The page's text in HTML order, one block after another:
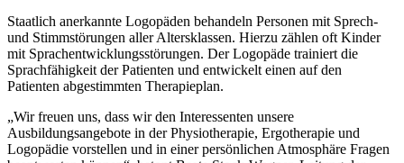
Staatlich anerkannte Logopäden behandeln Personen mit Sprech-
und Stimmstörungen aller Altersklassen. Hierzu zählen oft Kinder
mit Sprachentwicklungsstörungen. Der Logopäde trainiert die
Sprachfähigkeit der Patienten und entwickelt einen auf den
Patienten abgestimmten Therapieplan.
„Wir freuen uns, dass wir den Interessenten unsere
Ausbildungsangebote in der Physiotherapie, Ergotherapie und
Logopädie vorstellen und in einer persönlichen Atmosphäre Fragen